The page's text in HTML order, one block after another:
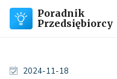
Poradnik
Przedsiębiorcy
2024-11-18